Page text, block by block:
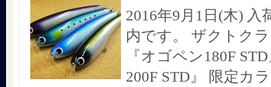
2016年9月1日(木) 入
内です。 ザクトク
『オゴペン180F
200F STD』 限定カ